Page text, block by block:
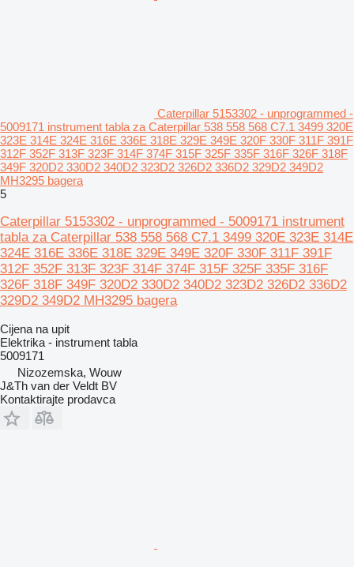
Caterpillar 5153302 - unprogrammed -
5009171 instrument tabla za Caterpillar 538 558 568 C7.1 3499 320E
323E 314E 324E 316E 336E 318E 329E 349E 320F 330F 311F 391F
312F 352F 313F 323F 314F 374F 315F 325F 335F 316F 326F 318F
349F 320D2 330D2 340D2 323D2 326D2 336D2 329D2 349D2
MH3295 bagera
5
Caterpillar 5153302 - unprogrammed - 5009171 instrument
tabla za Caterpillar 538 558 568 C7.1 3499 320E 323E 314E
324E 316E 336E 318E 329E 349E 320F 330F 311F 391F
312F 352F 313F 323F 314F 374F 315F 325F 335F 316F
326F 318F 349F 320D2 330D2 340D2 323D2 326D2 336D2
329D2 349D2 MH3295 bagera
Cijena na upit
Elektrika - instrument tabla
5009171
Nizozemska, Wouw
J&Th van der Veldt BV
Kontaktirajte prodavca